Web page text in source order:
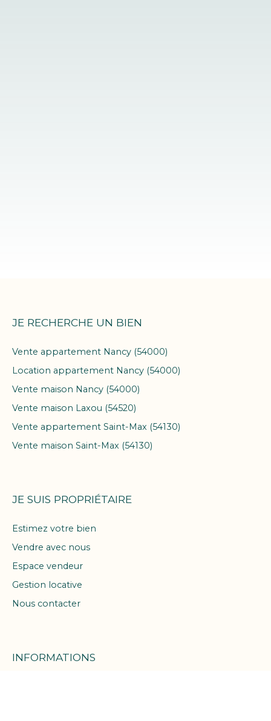
JE RECHERCHE UN BIEN
Vente appartement Nancy (54000)
Location appartement Nancy (54000)
Vente maison Nancy (54000)
Vente maison Laxou (54520)
Vente appartement Saint-Max (54130)
Vente maison Saint-Max (54130)
JE SUIS PROPRIÉTAIRE
Estimez votre bien
Vendre avec nous
Espace vendeur
Gestion locative
Nous contacter
INFORMATIONS